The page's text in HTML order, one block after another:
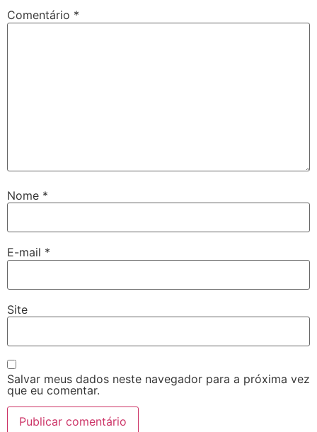
Comentário *
Nome *
E-mail *
Site
Salvar meus dados neste navegador para a próxima vez
que eu comentar.